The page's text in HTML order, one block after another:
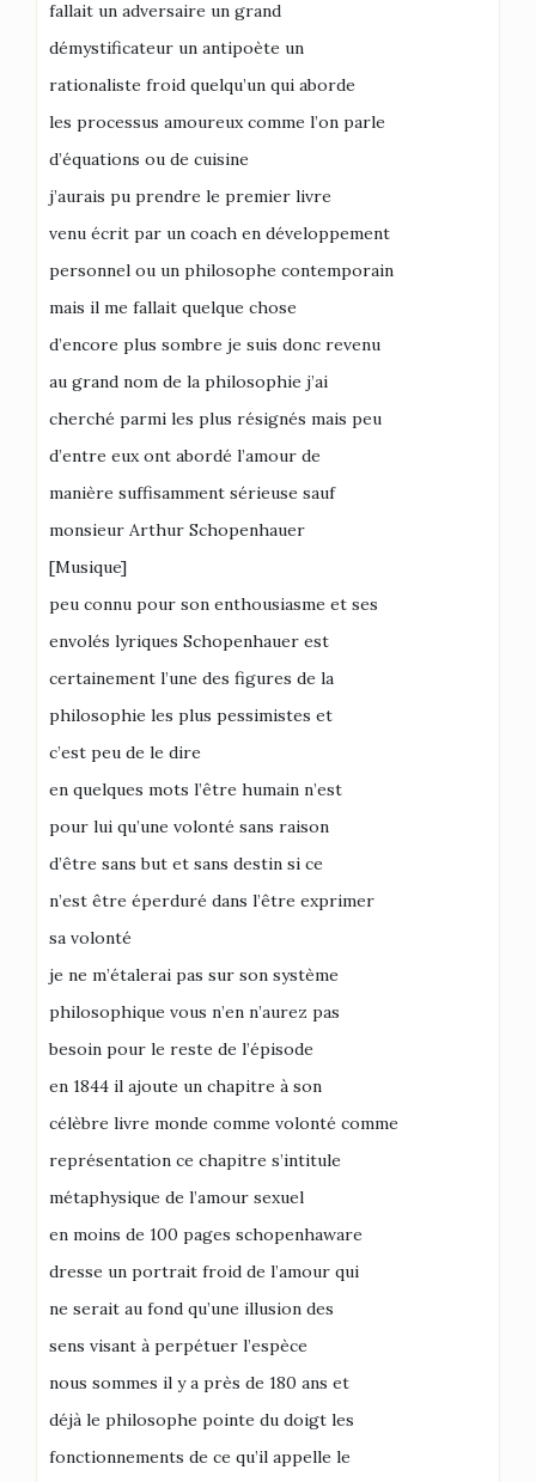
fallait un adversaire un grand
démystificateur un antipoète un
rationaliste froid quelqu’un qui aborde
les processus amoureux comme l’on parle
d’équations ou de cuisine
j’aurais pu prendre le premier livre
venu écrit par un coach en développement
personnel ou un philosophe contemporain
mais il me fallait quelque chose
d’encore plus sombre je suis donc revenu
au grand nom de la philosophie j’ai
cherché parmi les plus résignés mais peu
d’entre eux ont abordé l’amour de
manière suffisamment sérieuse sauf
monsieur Arthur Schopenhauer
[Musique]
peu connu pour son enthousiasme et ses
envolés lyriques Schopenhauer est
certainement l’une des figures de la
philosophie les plus pessimistes et
c’est peu de le dire
en quelques mots l’être humain n’est
pour lui qu’une volonté sans raison
d’être sans but et sans destin si ce
n’est être éperduré dans l’être exprimer
sa volonté
je ne m’étalerai pas sur son système
philosophique vous n’en n’aurez pas
besoin pour le reste de l’épisode
en 1844 il ajoute un chapitre à son
célèbre livre monde comme volonté comme
représentation ce chapitre s’intitule
métaphysique de l’amour sexuel
en moins de 100 pages schopenhaware
dresse un portrait froid de l’amour qui
ne serait au fond qu’une illusion des
sens visant à perpétuer l’espèce
nous sommes il y a près de 180 ans et
déjà le philosophe pointe du doigt les
fonctionnements de ce qu’il appelle le